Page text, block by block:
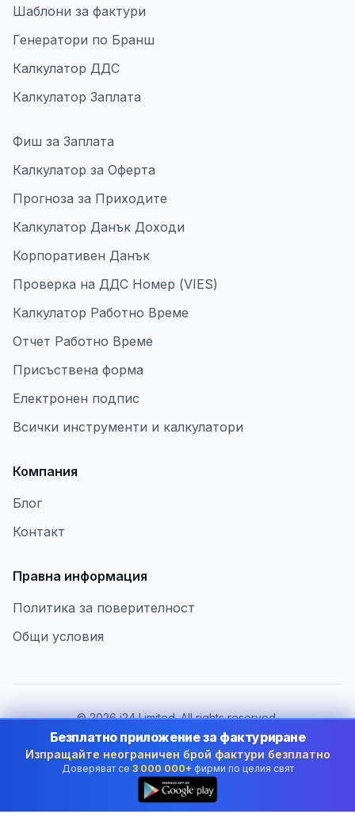
Шаблони за фактури
Генератори по Бранш
Калкулатор ДДС
Калкулатор Заплата
Фиш за Заплата
Калкулатор за Оферта
Прогноза за Приходите
Калкулатор Данък Доходи
Корпоративен Данък
Проверка на ДДС Номер (VIES)
Калкулатор Работно Време
Отчет Работно Време
Присъствена форма
Електронен подпис
Всички инструменти и калкулатори
Компания
Блог
Контакт
Правна информация
Политика за поверителност
Общи условия
©2026i24 Limited. All rights reserved.
В услуга на бизнеса в Bulgaria
Смяна на държава:
Bulgaria
Безплатно приложение за фактуриране
Изпращайте неограничен брой фактури безплатно
Доверяват се 3 000 000+ фирми по целия свят